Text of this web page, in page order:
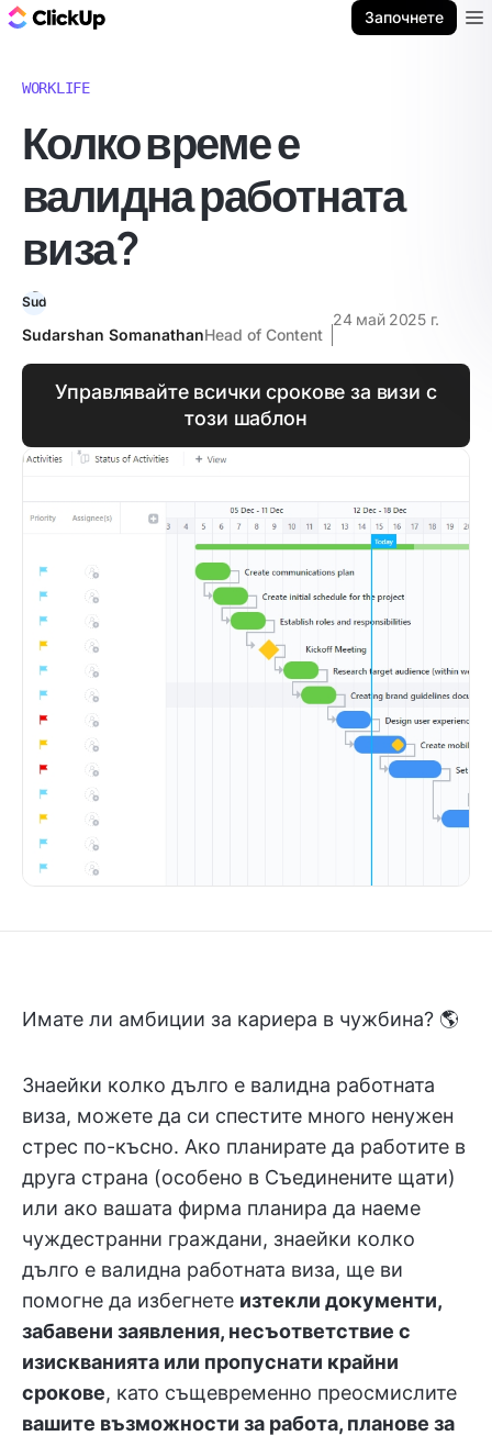
Започнете
WORKLIFE
Колко време е
валидна работната
виза?
Sudarshan SomanathanHead of Content
24 май 2025 г.
Управлявайте всички срокове за визи с
този шаблон
Имате ли амбиции за кариера в чужбина? 🌎
Знаейки колко дълго е валидна работната
виза, можете да си спестите много ненужен
стрес по-късно. Ако планирате да работите в
друга страна (особено в Съединените щати)
или ако вашата фирма планира да наеме
чуждестранни граждани, знаейки колко
дълго е валидна работната виза, ще ви
помогне да избегнете изтекли документи,
забавени заявления, несъответствие с
изискванията или пропуснати крайни
срокове, като същевременно преосмислите
вашите възможности за работа, планове за